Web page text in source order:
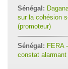
Sénégal:
sur la cohésion
(promoteur)
Sénégal: FERA
constat alarmant